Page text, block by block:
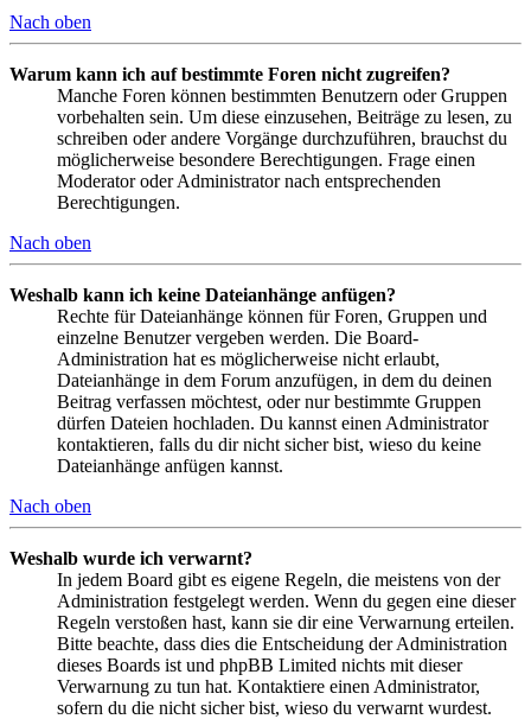
Nach oben
Warum kann ich auf bestimmte Foren nicht zugreifen?
Manche Foren können bestimmten Benutzern oder Gruppen
vorbehalten sein. Um diese einzusehen, Beiträge zu lesen, zu
schreiben oder andere Vorgänge durchzuführen, brauchst du
möglicherweise besondere Berechtigungen. Frage einen
Moderator oder Administrator nach entsprechenden
Berechtigungen.
Nach oben
Weshalb kann ich keine Dateianhänge anfügen?
Rechte für Dateianhänge können für Foren, Gruppen und
einzelne Benutzer vergeben werden. Die Board-
Administration hat es möglicherweise nicht erlaubt,
Dateianhänge in dem Forum anzufügen, in dem du deinen
Beitrag verfassen möchtest, oder nur bestimmte Gruppen
dürfen Dateien hochladen. Du kannst einen Administrator
kontaktieren, falls du dir nicht sicher bist, wieso du keine
Dateianhänge anfügen kannst.
Nach oben
Weshalb wurde ich verwarnt?
In jedem Board gibt es eigene Regeln, die meistens von der
Administration festgelegt werden. Wenn du gegen eine dieser
Regeln verstoßen hast, kann sie dir eine Verwarnung erteilen.
Bitte beachte, dass dies die Entscheidung der Administration
dieses Boards ist und phpBB Limited nichts mit dieser
Verwarnung zu tun hat. Kontaktiere einen Administrator,
sofern du die nicht sicher bist, wieso du verwarnt wurdest.